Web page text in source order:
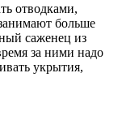
отводками,
больше
саженец из
за ними надо
укрытия,